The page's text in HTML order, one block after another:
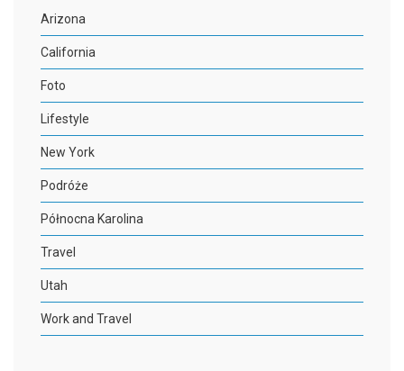
Arizona
California
Foto
Lifestyle
New York
Podróże
Północna Karolina
Travel
Utah
Work and Travel